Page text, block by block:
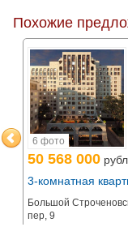
Похожие
6 фото
50 568 000
3-комнатная
Большой
пер, 9